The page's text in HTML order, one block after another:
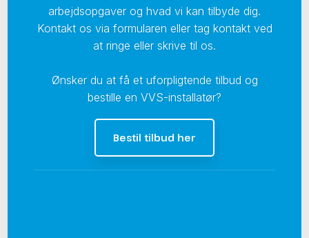
arbejdsopgaver og hvad vi kan tilbyde dig.
Kontakt os via formularen eller tag kontakt ved
at ringe eller skrive til os.
Ønsker du at få et uforpligtende tilbud og
bestille en VVS-installatør?
Bestil tilbud her